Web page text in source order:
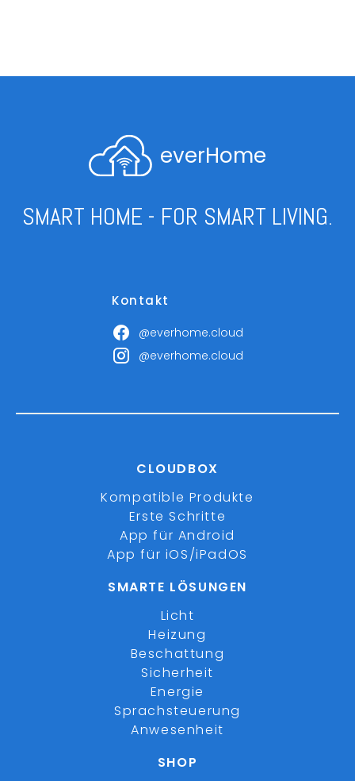
everHome
SMART HOME - FOR SMART LIVING.
Kontakt
@everhome.cloud
@everhome.cloud
CLOUDBOX
Kompatible Produkte
Erste Schritte
App für Android
App für iOS/iPadOS
SMARTE LÖSUNGEN
Licht
Heizung
Beschattung
Sicherheit
Energie
Sprachsteuerung
Anwesenheit
SHOP